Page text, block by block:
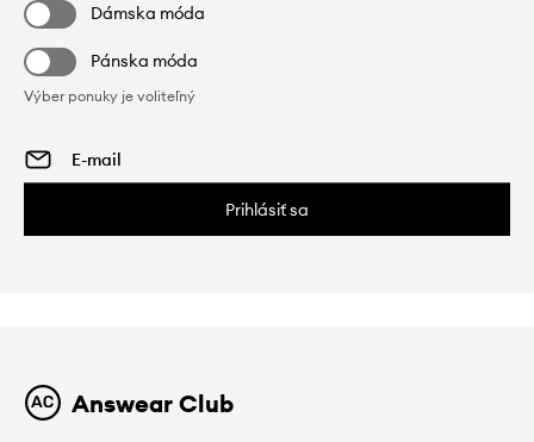
Dámska móda
Pánska móda
Výber ponuky je voliteľný
Prihlásiť sa
Answear Club